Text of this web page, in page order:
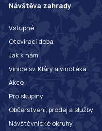
Návštěva zahrady
Vstupné
Otevírací doba
Jak k nám
Vinice sv. Kláry a vinotéka
Akce
Pro skupiny
Občerstvení, prodej a služby
Návštěvnické okruhy